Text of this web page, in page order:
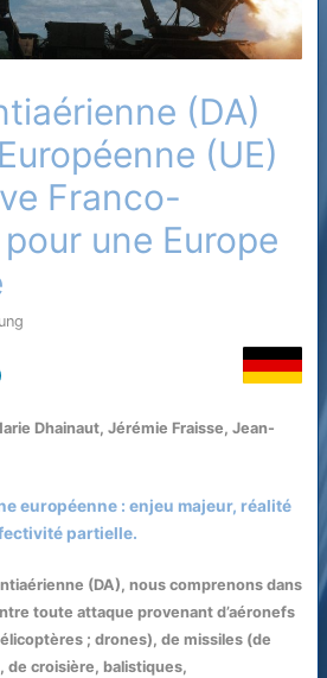
(DA)
(UE)
Franco-
une Europe
Dhainaut, Jérémie Fraisse, Jean-
européenne : enjeu majeur, réalité
partielle.
(DA), nous comprenons dans
toute attaque provenant d’aéronefs
; drones), de missiles (de
croisière, balistiques,